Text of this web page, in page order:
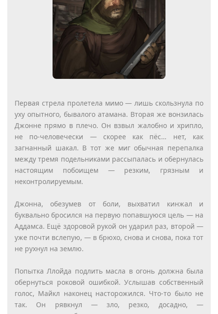
Первая стрела пролетела мимо — лишь скользнула по
уху опытного, бывалого атамана. Вторая же вонзилась
Джонне прямо в плечо. Он взвыл жалобно и хрипло,
не по-человечески — скорее как пёс… нет, как
загнанный шакал. В тот же миг обычная перепалка
между тремя подельниками рассыпалась и обернулась
настоящим побоищем — резким, грязным и
неконтролируемым.
Джонна, обезумев от боли, выхватил кинжал и
буквально бросился на первую попавшуюся цель — на
Аддамса. Ещё здоровой рукой он ударил раз, второй —
уже почти вслепую, — в брюхо, снова и снова, пока тот
не рухнул на землю.
Попытка Ллойда подлить масла в огонь должна была
обернуться роковой ошибкой. Услышав собственный
голос, Майкл наконец насторожился. Что-то было не
так. Он рявкнул — зло, резко, досадно, —